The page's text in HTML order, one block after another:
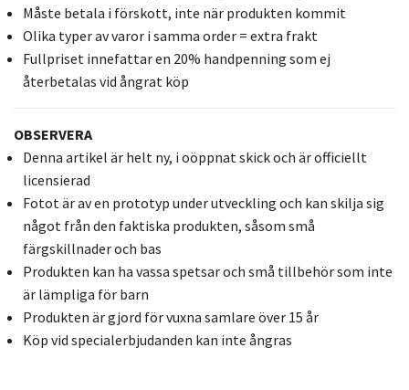
Måste betala i förskott, inte när produkten kommit
Olika typer av varor i samma order = extra frakt
Fullpriset innefattar en 20% handpenning som ej
återbetalas vid ångrat köp
OBSERVERA
Denna artikel är helt ny, i oöppnat skick och är officiellt
licensierad
Fotot är av en prototyp under utveckling och kan skilja sig
något från den faktiska produkten, såsom små
färgskillnader och bas
Produkten kan ha vassa spetsar och små tillbehör som inte
är lämpliga för barn
Produkten är gjord för vuxna samlare över 15 år
Köp vid specialerbjudanden kan inte ångras